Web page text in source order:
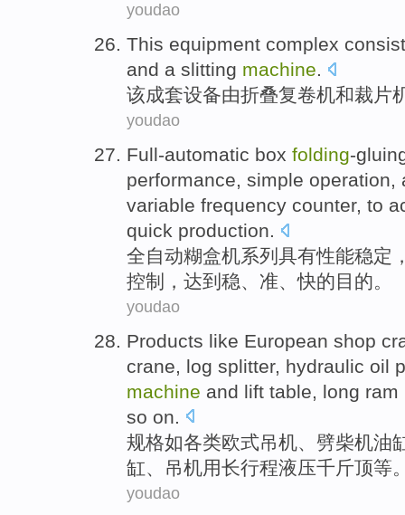
youdao
This equipment complex
and a slitting machine.
该成套设备由折叠复卷机和裁 片
youdao
Full-automatic box folding-
performance, simple operation,
variable frequency counter, to
quick production.
全自动糊盒机系列 具有性能稳定
控制
， 达到 稳、 准、快的目的。
youdao
Products like European shop
crane , log splitter, hydraulic oil
machine and lift table, long ram
so on
规格如各类欧式吊机 劈柴机油
缸、 吊机用长行程液压千斤顶等
youdao